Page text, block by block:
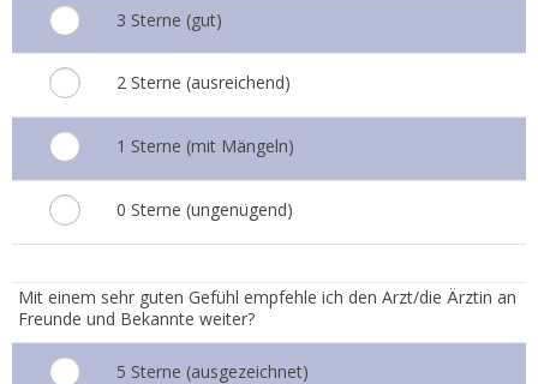
3 Sterne (gut)
2 Sterne (ausreichend)
1 Sterne (mit Mängeln)
0 Sterne (ungenügend)
Mit einem sehr guten Gefühl empfehle ich den Arzt/die Ärztin an
Freunde und Bekannte weiter?
5 Sterne (ausgezeichnet)